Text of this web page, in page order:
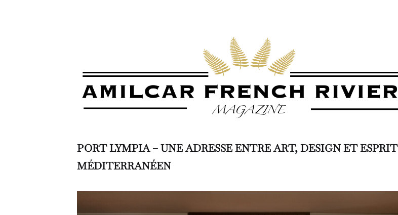
PORT LYMPIA – UNE ADRESSEENTRE ART, DESIGN ET ESPRIT
MÉDITERRANÉEN